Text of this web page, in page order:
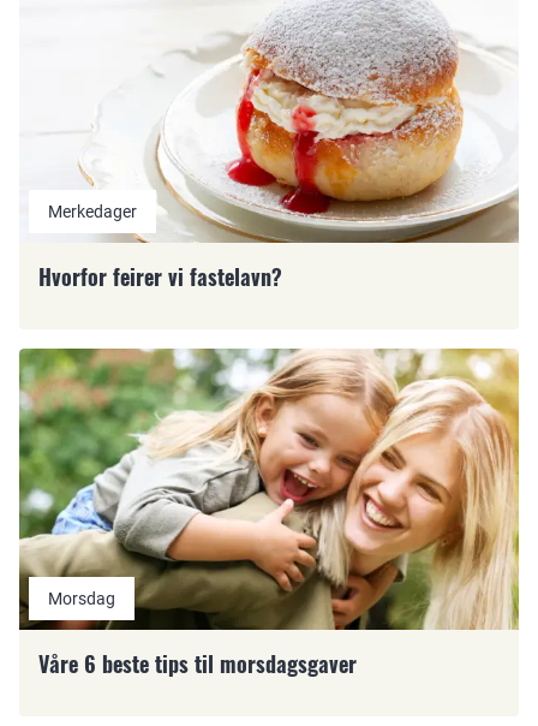
Merkedager
Hvorfor feirer vi fastelavn?
Morsdag
Våre 6 beste tips til morsdagsgaver